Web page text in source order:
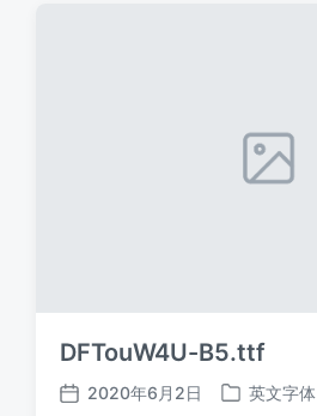
DFTouW4U-B5.ttf
发
2020年6月2日
发
英文字体